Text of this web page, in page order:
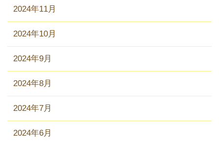
2024年11月
2024年10月
2024年9月
2024年8月
2024年7月
2024年6月